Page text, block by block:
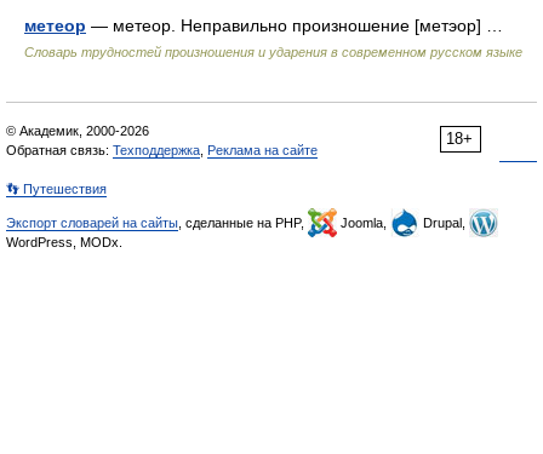
метеор — метеор. Неправильно произношение [метэор] …
Словарь трудностей произношения и ударения в современном русском языке
18+
© Академик, 2000-2026
Обратная связь: Техподдержка Реклама на сайте
👣 Путешествия
Экспорт словарей на сайты , сделанные на PHP, Joomla,
Drupal,
WordPress, MODx.